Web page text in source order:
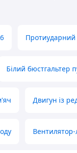
Білий бюстгальтер
Двигун із